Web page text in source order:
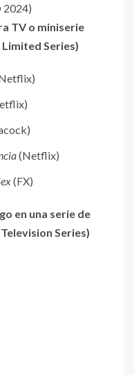
2024)
TV o miniserie
Series)
(Netflix)
(FX)
en una serie de
Series)